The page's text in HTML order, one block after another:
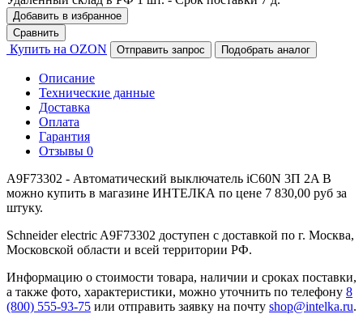
Добавить в избранное
Сравнить
Купить на OZON Отправить запрос Подобрать аналог
Описание
Технические данные
Доставка
Оплата
Гарантия
Отзывы 0
A9F73302 - Автоматический выключатель iC60N 3П 2A B
можно купить в магазине ИНТЕЛКА по цене 7 830,00 руб за
штуку.
Schneider electric A9F73302 доступен с доставкой по г. Москва,
Московской области и всей территории РФ.
Информацию о стоимости товара, наличии и сроках поставки,
а также фото, характеристики, можно уточнить по телефону 8
(800) 555-93-75 или отправить заявку на почту shop@intelka.ru.